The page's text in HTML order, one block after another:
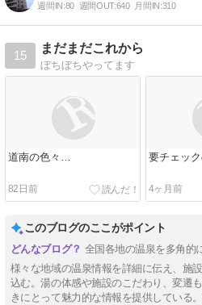
週間IN:80 週間OUT:640 月間IN:310
15
まだまだこれから
ぼちぼちやってます
道南の色々…
82日前
要チェッ
4ヶ月前
このブログのここがポイント
全国各地の温泉を多角的
様々な地域の温泉情報を詳細に伝え、施
込む。湯の体感や施設のこだわり、変遷
きにとって魅力的な情報を提供している